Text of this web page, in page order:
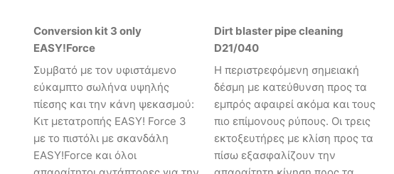
Conversion kit 3 only
EASY!Force
Συμβατό με τον υφιστάμενο
εύκαμπτο σωλήνα υψηλής
πίεσης και την κάνη ψεκασμού:
Κιτ μετατροπής EASY! Force 3
με το πιστόλι με σκανδάλη
EASY!Force και όλοι
Dirt blaster pipe cleaning
D21/040
Η περιστρεφόμενη σημειακή
δέσμη με κατεύθυνση προς τα
εμπρός αφαιρεί ακόμα και τους
πιο επίμονους ρύπους. Οι τρεις
εκτοξευτήρες με κλίση προς τα
πίσω εξασφαλίζουν την